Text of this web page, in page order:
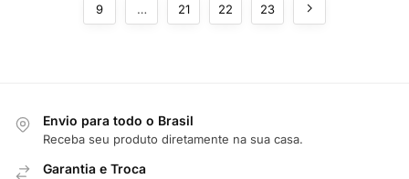
9 … 21 22 23
Envio para todo o Brasil
Receba seu produto diretamente na sua casa.
Garantia e Troca